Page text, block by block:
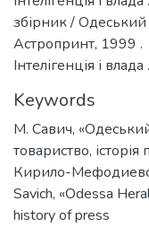
збірник / Одеський
Астропринт, 1999 .
Інтелігенція і
Keywords
М. Савич,
товариство, історія
Кирило-
Savich, «Odessa
history of press